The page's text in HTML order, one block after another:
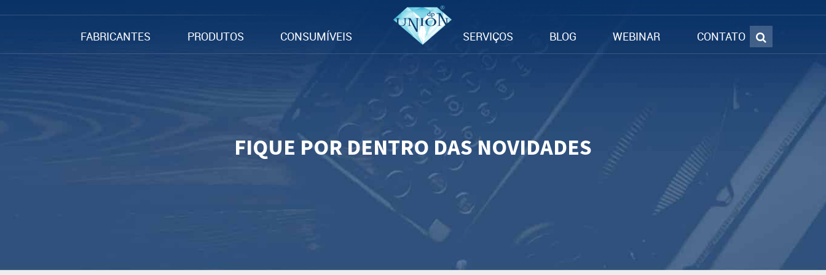
FABRICANTES PRODUTOS CONSUMÍVEIS SERVIÇOS BLOG WEBINAR CONTATO
FIQUE POR DENTRO DAS NOVIDADES